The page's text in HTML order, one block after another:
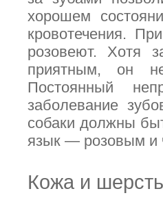
хорошем
кровотечения.
розовеют. Хотя
приятным, он
Постоянный
заболевание
собаки должны
язык — розовым и
Кожа и шерсть